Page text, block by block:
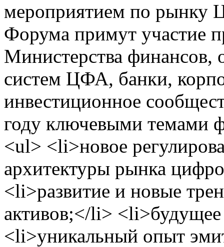
мероприятием по рынку
Форума примут участие
Министерства
систем ЦФА, банки,
инвестиционное
году ключевыми темами
<ul> <li>новое
архитектуры рынка
<li>развитие и новые
активов;</li>
<li>уникальный опыт